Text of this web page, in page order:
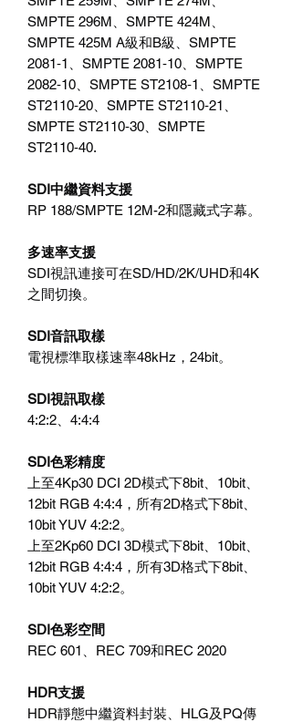
SMPTE 296M、SMPTE 424M、
SMPTE 425M A級和B級、SMPTE
2081‑1、SMPTE 2081‑10、SMPTE
2082‑10、SMPTE ST2108‑1、SMPTE
ST2110‑20、SMPTE ST2110‑21、
SMPTE ST2110‑30、SMPTE
ST2110‑40.
SDI中繼資料支援
RP 188/SMPTE 12M-2和隱藏式字幕。
多速率支援
SDI視訊連接可在SD/HD/2K/UHD和4K
之間切換。
SDI音訊取樣
電視標準取樣速率48kHz，24bit。
SDI視訊取樣
4:2:2、4:4:4
SDI色彩精度
上至4Kp30 DCI 2D模式下8bit、10bit、
12bit RGB 4:4:4，所有2D格式下8bit、
10bit YUV 4:2:2。
上至2Kp60 DCI 3D模式下8bit、10bit、
12bit RGB 4:4:4，所有3D格式下8bit、
10bit YUV 4:2:2。
SDI色彩空間
REC 601、REC 709和REC 2020
HDR支援
HDR靜態中繼資料封裝、HLG及PQ傳